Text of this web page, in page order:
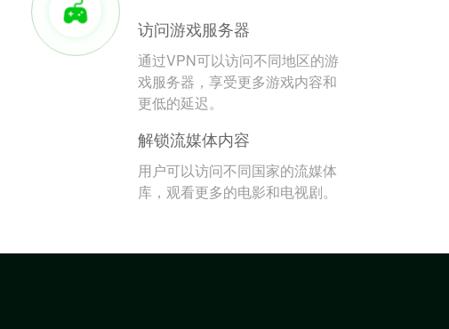
访问游戏服务器
通过VPN可以访问不同地区的游
戏服务器，享受更多游戏内容和
更低的延迟。
解锁流媒体内容
用户可以访问不同国家的流媒体
库，观看更多的电影和电视剧。